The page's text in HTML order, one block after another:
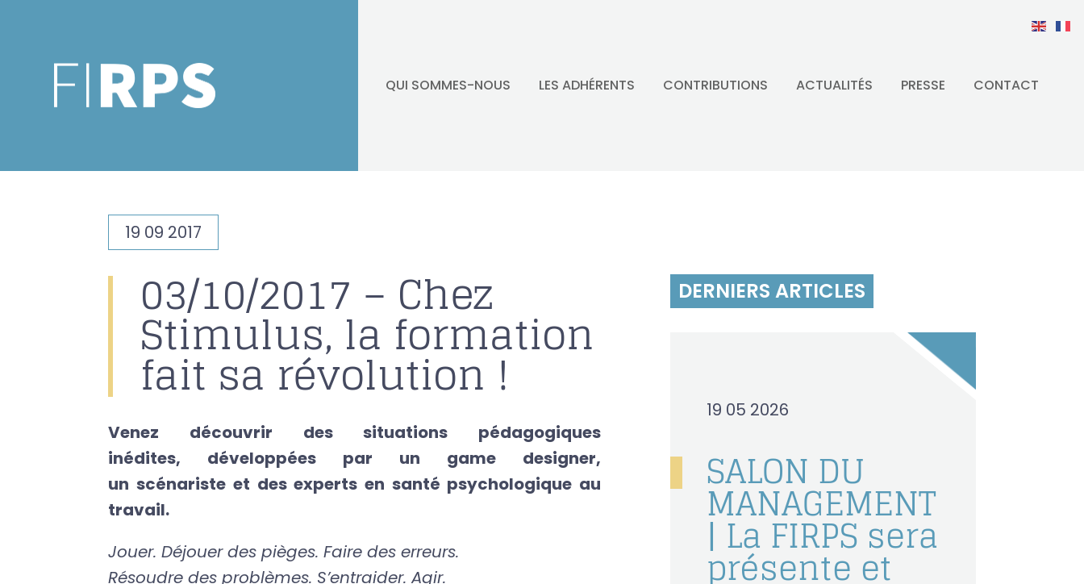
QUI SOMMES-NOUS LES ADHÉRENTS CONTRIBUTIONS ACTUALITÉS PRESSE CONTACT
19 09 2017
03/10/2017 – Chez
Stimulus, la formation
fait sa révolution !
Venez découvrir des situations pédagogiques
inédites, développées par un game designer,
un scénariste et des experts en santé psychologique au
travail.
Jouer. Déjouer des pièges. Faire des erreurs.
Résoudre des problèmes. S’entraider. Agir.
DERNIERS ARTICLES
19 05 2026
SALON DU
MANAGEMENT
| La FIRPS sera
présente et